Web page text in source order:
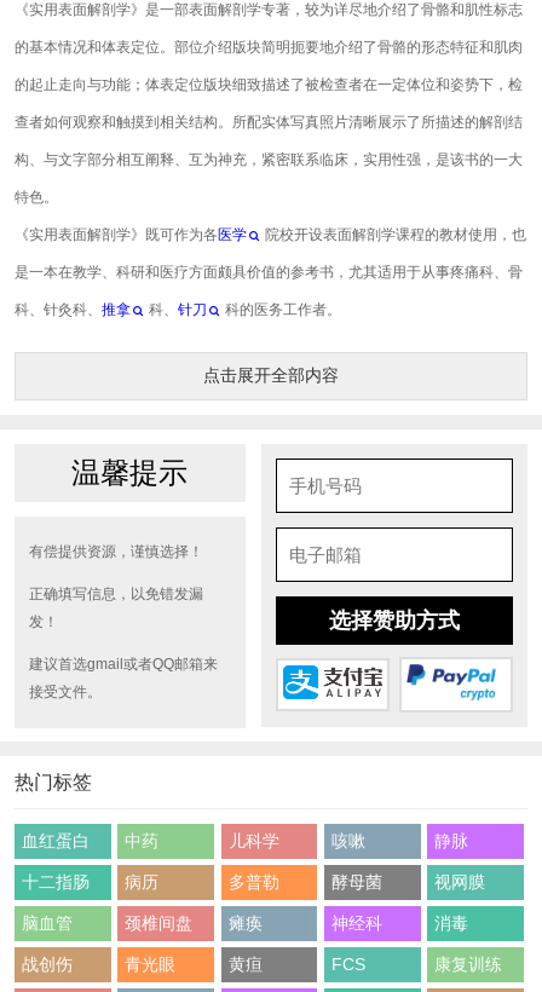
《实用表面解剖学》是一部表面解剖学专著，较为详尽地介绍了骨骼和肌性标志
的基本情况和体表定位。部位介绍版块简明扼要地介绍了骨骼的形态特征和肌肉
的起止走向与功能；体表定位版块细致描述了被检查者在一定体位和姿势下，检
查者如何观察和触摸到相关结构。所配实体写真照片清晰展示了所描述的解剖结
构、与文字部分相互阐释、互为神充，紧密联系临床，实用性强，是该书的一大
特色。
《实用表面解剖学》既可作为各 医学 院校开设表面解剖学课程的教材使用，也
是一本在教学、科研和医疗方面颇具价值的参考书，尤其适用于从事疼痛科、骨
科、针灸科、 推拿 科、 针刀 科的医务工作者。
点击展开全部内容
温馨提示
有偿提供资源，谨慎选择！
正确填写信息，以免错发漏
发！
建议首选gmail或者QQ邮箱来
接受文件。
选择赞助方式
热门标签
血红蛋白 中药 儿科学 咳嗽 静脉
十二指肠 病历 多普勒 酵母菌 视网膜
脑血管 颈椎间盘 瘫痪 神经科 消毒
战创伤 青光眼 黄疸 FCS 康复训练